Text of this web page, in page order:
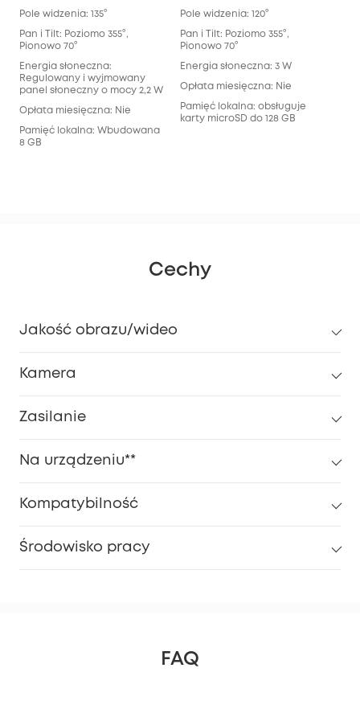
Pole widzenia: 135°
Pan i Tilt: Poziomo 355°,
Pionowo 70°
Energia słoneczna:
Regulowany i wyjmowany
panel słoneczny o mocy 2,2 W
Opłata miesięczna: Nie
Pamięć lokalna: Wbudowana
8 GB
Pole widzenia: 120°
Pan i Tilt: Poziomo 355°,
Pionowo 70°
Energia słoneczna: 3 W
Opłata miesięczna: Nie
Pamięć lokalna: obsługuje
karty microSD do 128 GB
Cechy
Jakość obrazu/wideo
Kamera
Zasilanie
Na urządzeniu**
Kompatybilność
Środowisko pracy
FAQ